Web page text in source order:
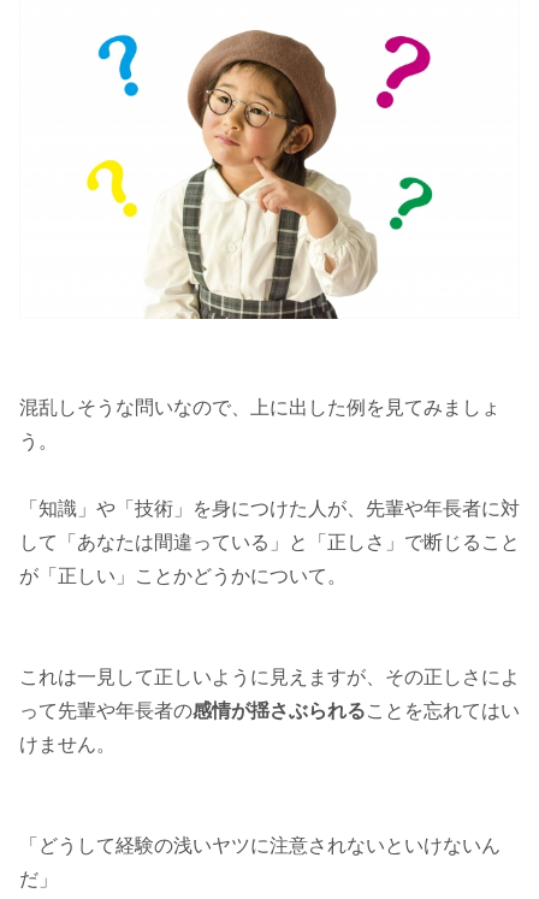
混乱しそうな問いなので、上に出した例を見てみましょ
う。
「知識」や「技術」を身につけた人が、先輩や年長者に対
して「あなたは間違っている」と「正しさ」で断じること
が「正しい」ことかどうかについて。
これは一見して正しいように見えますが、その正しさによ
って先輩や年長者の感情が揺さぶられることを忘れてはい
けません。
「どうして経験の浅いヤツに注意されないといけないん
だ」